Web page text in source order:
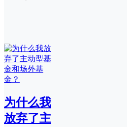
为什么我
放弃了主